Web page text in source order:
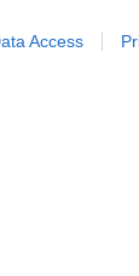
Access